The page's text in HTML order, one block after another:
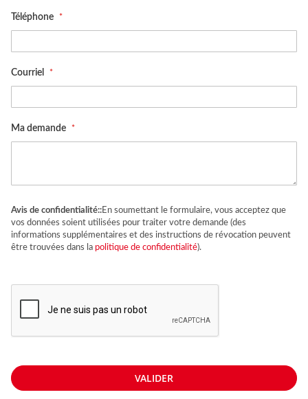
Téléphone
Courriel
Ma demande
Avis de confidentialité::En soumettant le formulaire, vous acceptez que
vos données soient utilisées pour traiter votre demande (des
informations supplémentaires et des instructions de révocation peuvent
être trouvées dans la politique de confidentialité).
VALIDER